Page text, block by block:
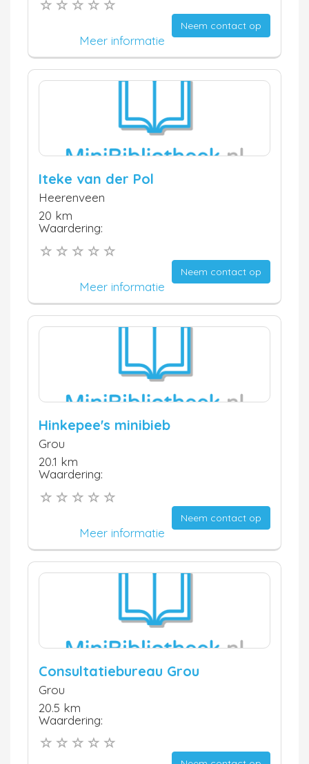
Neem contact op
Meer informatie
Iteke van der Pol
Heerenveen
20 km
Waardering:
Neem contact op
Meer informatie
Hinkepee's minibieb
Grou
20.1 km
Waardering:
Neem contact op
Meer informatie
Consultatiebureau Grou
Grou
20.5 km
Waardering: